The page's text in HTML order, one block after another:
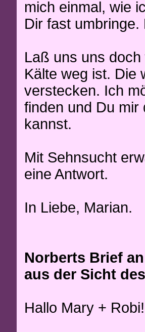
mich einmal, wie
Dir fast
Laß uns uns
Kälte weg ist. Die
verstecken. Ich
finden und Du mir
kannst.
Mit Sehnsucht
eine Antwort.
In Liebe, Marian.
Norberts Brief
aus der Sicht
Hallo Mary + Robi!